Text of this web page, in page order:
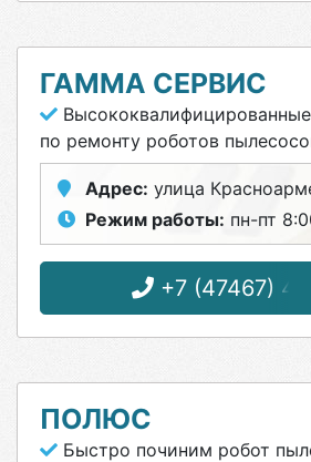
ГАММА СЕРВИС
по ремонту роботов
Адрес: улица
Режим работы: пн-пт
+7 (47467) 4-
ПОЛЮС
Быстро починим робот